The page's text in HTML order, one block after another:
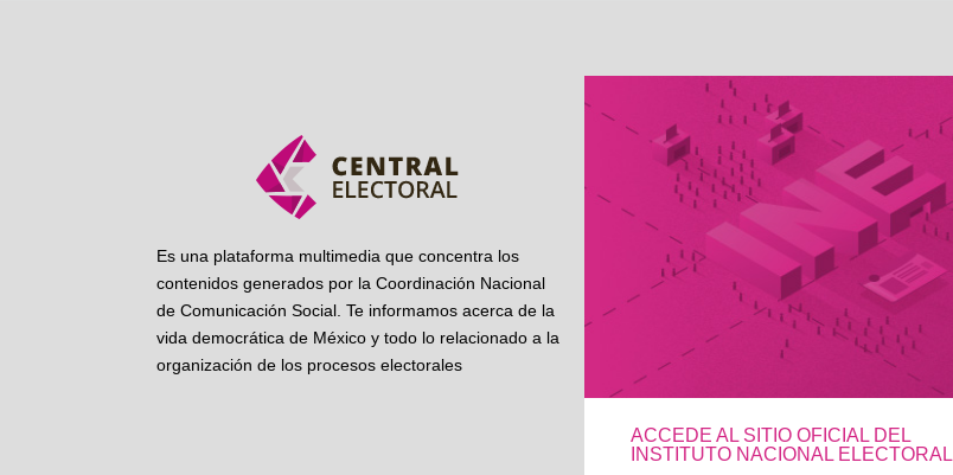
Es una plataforma multimedia que concentra los
contenidos generados por la Coordinación Nacional
de Comunicación Social. Te informamos acerca de la
vida democrática de México y todo lo relacionado a la
organización de los procesos electorales
ACCEDE AL SITIO OFICIAL DEL
INSTITUTO NACIONAL ELECTORAL